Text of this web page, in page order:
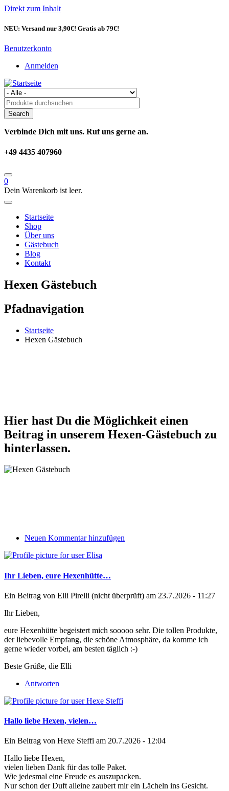
Direkt zum Inhalt
NEU: Versand nur 3,90€! Gratis ab 79€!
Benutzerkonto
Anmelden
Verbinde Dich mit uns. Ruf uns gerne an.
+49 4435 407960
0
Dein Warenkorb ist leer.
Startseite
Shop
Über uns
Gästebuch
Blog
Kontakt
Hexen Gästebuch
Pfadnavigation
Startseite
Hexen Gästebuch
Hier hast Du die Möglichkeit einen
Beitrag in unserem Hexen-Gästebuch zu
hinterlassen.
Neuen Kommentar hinzufügen
Ihr Lieben, eure Hexenhütte…
Ein Beitrag von Elli Pirelli (nicht überprüft) am 23.7.2026 - 11:27
Ihr Lieben,
eure Hexenhütte begeistert mich sooooo sehr. Die tollen Produkte,
der liebevolle Empfang, die schöne Atmosphäre, da komme ich
gerne wieder vorbei, am besten täglich :-)
Beste Grüße, die Elli
Antworten
Hallo liebe Hexen, vielen…
Ein Beitrag von Hexe Steffi am 20.7.2026 - 12:04
Hallo liebe Hexen,
vielen lieben Dank für das tolle Paket.
Wie jedesmal eine Freude es auszupacken.
Nur schon der Duft alleine zaubert mir ein Lächeln ins Gesicht.